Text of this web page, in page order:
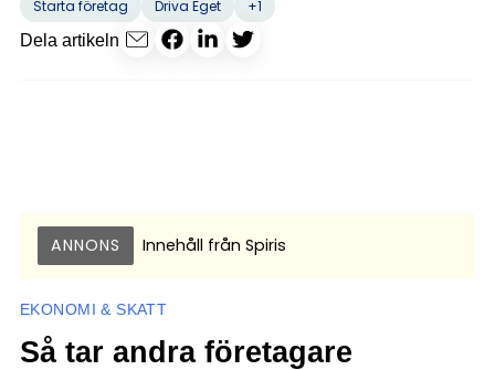
Starta företag Driva Eget
+1
Dela artikeln
ANNONS Innehåll från Spiris
EKONOMI & SKATT
Så tar andra företagare